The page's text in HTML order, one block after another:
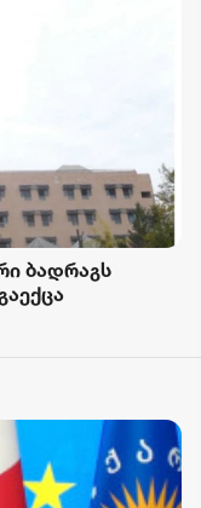
ბადრაგს